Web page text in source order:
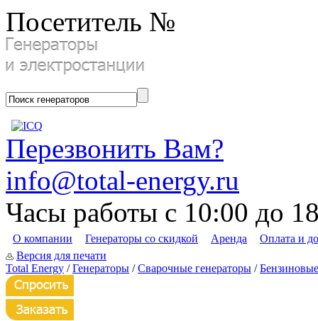
Посетитель №
Перезвонить Вам?
info@total-energy.ru
Часы работы с 10:00 до
О компании Генераторы со скидкой Аренда
Оплата и
Версия для печати
Total Energy /Генераторы /Сварочные генераторы /Бензиновые